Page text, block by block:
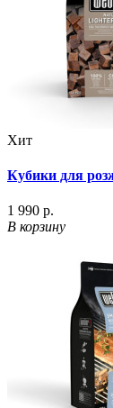
Хит
Кубики для
1 990 р.
В корзину